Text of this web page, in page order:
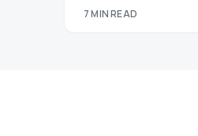
7 MIN READ